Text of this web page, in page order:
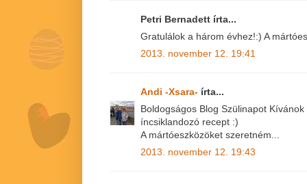
Petri Bernadett írta...
Gratulálok a három évhez!:) A
2013. november 12. 19:41
Andi -Xsara- írta...
Boldogságos Blog Szülinapot
íncsiklandozó recept :)
A mártóeszközöket szeretném...
2013. november 12. 19:43